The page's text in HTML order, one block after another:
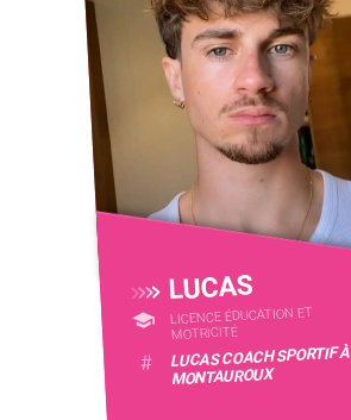
LUCAS
LICENCE ÉDUCATION ET
MOTRICITÉ
# LUCAS COACH SPORTIF À
MONTAUROUX